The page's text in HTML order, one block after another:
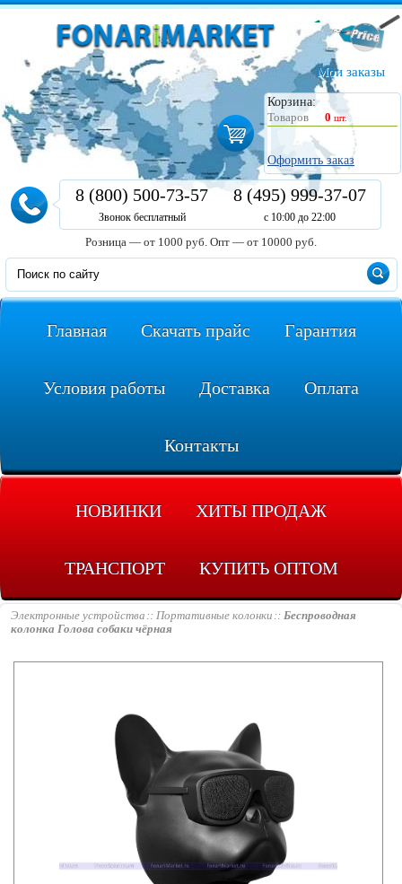
Мои заказы
Корзина:
Товаров
0 шт.
Оформить заказ
8 (800) 500-73-57
Звонок бесплатный
8 (495) 999-37-07
с 10:00 до 22:00
Розница — от 1000 руб. Опт — от 10000 руб.
Главная Скачать прайс Гарантия
Условия работы Доставка Оплата
Контакты
НОВИНКИ ХИТЫ ПРОДАЖ
ТРАНСПОРТ КУПИТЬ ОПТОМ
Электронные устройства Портативные колонки
Беспроводная
колонка Голова собаки чёрная